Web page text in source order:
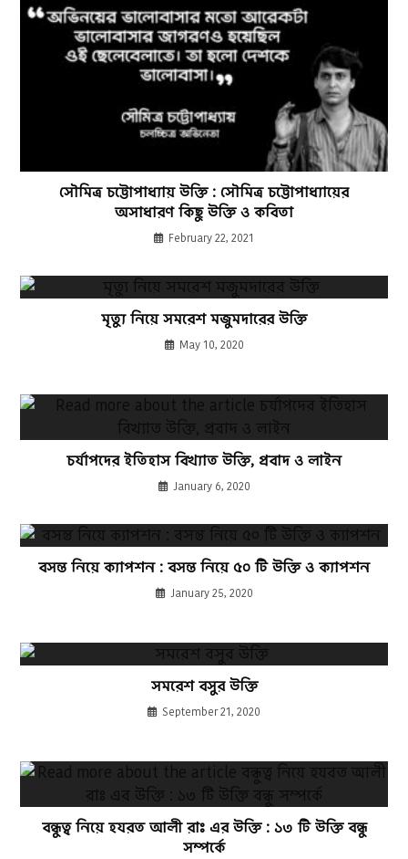
সৌমিত্র চট্টোপাধ্যায় উক্তি : সৌমিত্র চট্টোপাধ্যায়ের
অসাধারণ কিছু উক্তি ও কবিতা
February 22, 2021
মৃত্যু নিয়ে সমরেশ মজুমদারের উক্তি
May 10, 2020
চর্যাপদের ইতিহাস বিখ্যাত উক্তি, প্রবাদ ও লাইন
January 6, 2020
বসন্ত নিয়ে ক্যাপশন : বসন্ত নিয়ে ৫০ টি উক্তি ও ক্যাপশন
January 25, 2020
সমরেশ বসুর উক্তি
September 21, 2020
বন্ধুত্ব নিয়ে হযরত আলী রাঃ এর উক্তি : ১৩ টি উক্তি বন্ধু
সম্পর্কে